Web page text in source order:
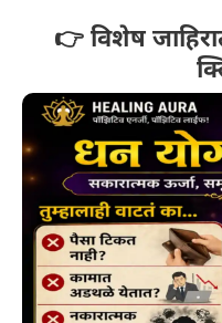
👉 विशेष